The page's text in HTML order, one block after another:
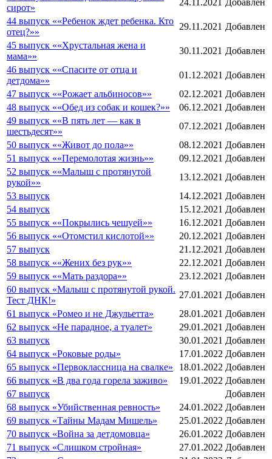
сирот»
44 выпуск ««Ребенок ждет ребенка. Кто
отец?»»
29.11.2021 Добавлен
45 выпуск ««Хрустальная жена и
мама»»
30.11.2021 Добавлен
46 выпуск ««Спасите от отца и
детдома»»
01.12.2021 Добавлен
47 выпуск ««Рожает альбиносов»»
02.12.2021 Добавлен
48 выпуск ««Обед из собак и кошек?»»
06.12.2021 Добавлен
49 выпуск ««В пять лет — как в
шестьдесят»»
07.12.2021 Добавлен
50 выпуск ««Живот до пола»»
08.12.2021 Добавлен
51 выпуск ««Перемолотая жизнь»»
09.12.2021 Добавлен
52 выпуск ««Малыш с протянутой
рукой»»
13.12.2021 Добавлен
53 выпуск
14.12.2021 Добавлен
54 выпуск
15.12.2021 Добавлен
55 выпуск ««Покрылись чешуей»»
16.12.2021 Добавлен
56 выпуск ««Отомстил кислотой»»
20.12.2021 Добавлен
57 выпуск
21.12.2021 Добавлен
58 выпуск ««Жених без рук»»
22.12.2021 Добавлен
59 выпуск ««Мать раздора»»
23.12.2021 Добавлен
60 выпуск «Малыш с протянутой рукой.
Тест ДНК!»
27.01.2021 Добавлен
61 выпуск «Ромео и не Джульетта»
28.01.2021 Добавлен
62 выпуск «Не парадное, а туалет»
29.01.2021 Добавлен
63 выпуск
30.01.2021 Добавлен
64 выпуск «Роковые роды»
17.01.2022 Добавлен
65 выпуск «Первоклассница на свалке»
18.01.2022 Добавлен
66 выпуск «В два года горела заживо»
19.01.2022 Добавлен
67 выпуск
Добавлен
68 выпуск «Убийственная ревность»
24.01.2022 Добавлен
69 выпуск «Тайны Мадам Мишель»
25.01.2022 Добавлен
70 выпуск «Война за детдомовца»
26.01.2022 Добавлен
71 выпуск «Слишком стройная»
27.01.2022 Добавлен